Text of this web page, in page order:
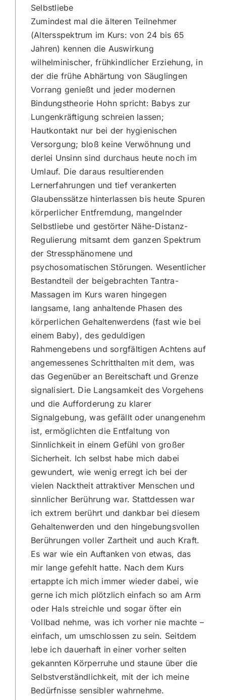
Selbstliebe
Zumindest mal die älteren Teilnehmer
(Altersspektrum im Kurs: von 24 bis 65
Jahren) kennen die Auswirkung
wilhelminischer, frühkindlicher Erziehung, in
der die frühe Abhärtung von Säuglingen
Vorrang genießt und jeder modernen
Bindungstheorie Hohn spricht: Babys zur
Lungenkräftigung schreien lassen;
Hautkontakt nur bei der hygienischen
Versorgung; bloß keine Verwöhnung und
derlei Unsinn sind durchaus heute noch im
Umlauf. Die daraus resultierenden
Lernerfahrungen und tief verankerten
Glaubenssätze hinterlassen bis heute Spuren
körperlicher Entfremdung, mangelnder
Selbstliebe und gestörter Nähe-Distanz-
Regulierung mitsamt dem ganzen Spektrum
der Stressphänomene und
psychosomatischen Störungen. Wesentlicher
Bestandteil der beigebrachten Tantra-
Massagen im Kurs waren hingegen
langsame, lang anhaltende Phasen des
körperlichen Gehaltenwerdens (fast wie bei
einem Baby), des geduldigen
Rahmengebens und sorgfältigen Achtens auf
angemessenes Schritthalten mit dem, was
das Gegenüber an Bereitschaft und Grenze
signalisiert. Die Langsamkeit des Vorgehens
und die Aufforderung zu klarer
Signalgebung, was gefällt oder unangenehm
ist, ermöglichten die Entfaltung von
Sinnlichkeit in einem Gefühl von großer
Sicherheit. Ich selbst habe mich dabei
gewundert, wie wenig erregt ich bei der
vielen Nacktheit attraktiver Menschen und
sinnlicher Berührung war. Stattdessen war
ich extrem berührt und dankbar bei diesem
Gehaltenwerden und den hingebungsvollen
Berührungen voller Zartheit und auch Kraft.
Es war wie ein Auftanken von etwas, das
mir lange gefehlt hatte. Nach dem Kurs
ertappte ich mich immer wieder dabei, wie
gerne ich mich plötzlich einfach so am Arm
oder Hals streichle und sogar öfter ein
Vollbad nehme, was ich vorher nie machte –
einfach, um umschlossen zu sein. Seitdem
lebe ich dauerhaft in einer vorher selten
gekannten Körperruhe und staune über die
Selbstverständlichkeit, mit der ich meine
Bedürfnisse sensibler wahrnehme.